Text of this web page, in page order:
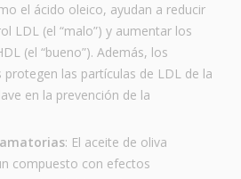
el ácido oleico, ayudan a reducir
LDL (el “malo”) y aumentar los
(el “bueno”). Además, los
las partículas de LDL de la
en la prevención de la
: El aceite de oliva
compuesto con efectos